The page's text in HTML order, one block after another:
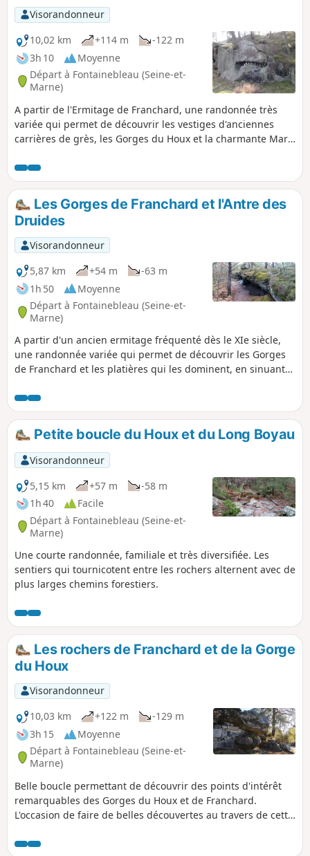
Visorandonneur
10,02 km
+114 m
-122 m
3h 10
Moyenne
Départ à Fontainebleau (Seine-et-
Marne)
A partir de l'Ermitage de Franchard, une randonnée très
variée qui permet de découvrir les vestiges d'anciennes
carrières de grès, les Gorges du Houx et la charmante Mare
vue, de nombreux rochers spectaculaires et la curieuse
Grotte du Serment. N.B. Le dénivelé et le temps affichés
semblent sous-estimés : compter de l'ordre de 250 mètres
et 4 heures de marche.
Les Gorges de Franchard et l'Antre des
Druides
Visorandonneur
5,87 km
+54 m
-63 m
1h 50
Moyenne
Départ à Fontainebleau (Seine-et-
Marne)
A partir d'un ancien ermitage fréquenté dès le XIe siècle,
une randonnée variée qui permet de découvrir les Gorges
de Franchard et les platières qui les dominent, en sinuant
fameuse Antre des Druides.N.B. Le dénivelé est sans doute
plus élevé qu'affiché : compter de l'ordre de 100 mètres et 2
bonnes heures de marche.
Petite boucle du Houx et du Long Boyau
Visorandonneur
5,15 km
+57 m
-58 m
1h 40
Facile
Départ à Fontainebleau (Seine-et-
Marne)
Une courte randonnée, familiale et très diversifiée. Les
sentiers qui tournicotent entre les rochers alternent avec de
plus larges chemins forestiers.
Les rochers de Franchard et de la Gorge
du Houx
Visorandonneur
10,03 km
+122 m
-129 m
3h 15
Moyenne
Départ à Fontainebleau (Seine-et-
Marne)
Belle boucle permettant de découvrir des points d'intérêt
remarquables des Gorges du Houx et de Franchard.
L'occasion de faire de belles découvertes au travers de cette